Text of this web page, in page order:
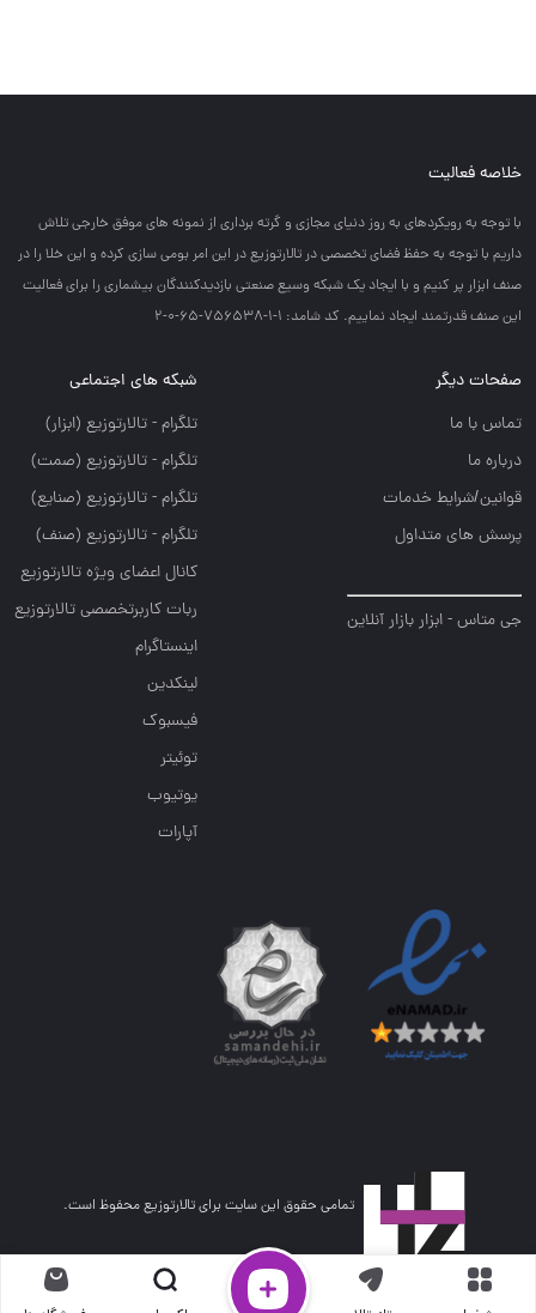
خلاصه فعالیت
با توجه به رويكردهاي به روز دنياي مجازي و گرته برداري از نمونه هاي موفق خارجي تلاش
داريم با توجه به حفظ فضاي تخصصي در تالارتوزيع در اين امر بومي سازي كرده و اين خلا را در
صنف ابزار پر كنيم و با ايجاد يك شبكه وسيع صنعتي بازديدكنندگان بيشماري را براي فعاليت
اين صنف قدرتمند ايجاد نماييم. کد شامد: 1-1-756538-65-0-2
صفحات دیگر
تماس با ما
درباره ما
قوانین/شرایط خدمات
پرسش های متداول
جی متاس - ابزار بازار آنلاین
شبکه های اجتماعی
تلگرام - تالارتوزيع (ابزار)
تلگرام - تالارتوزيع (صمت)
تلگرام - تالارتوزيع (صنايع)
تلگرام - تالارتوزیع (صنف)
کانال اعضای ویژه تالارتوزیع
ربات کاربرتخصصی تالارتوزیع
اینستاگرام
لینکدین
فیسبوک
توئیتر
یوتیوب
آپارات
تمامی حقوق این سایت برای تالارتوزیع محفوظ است.